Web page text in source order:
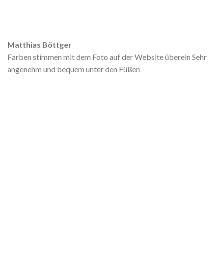
Matthias Böttger
Farben stimmen mit dem Foto auf der Website überein Sehr
angenehm und bequem unter den Füßen